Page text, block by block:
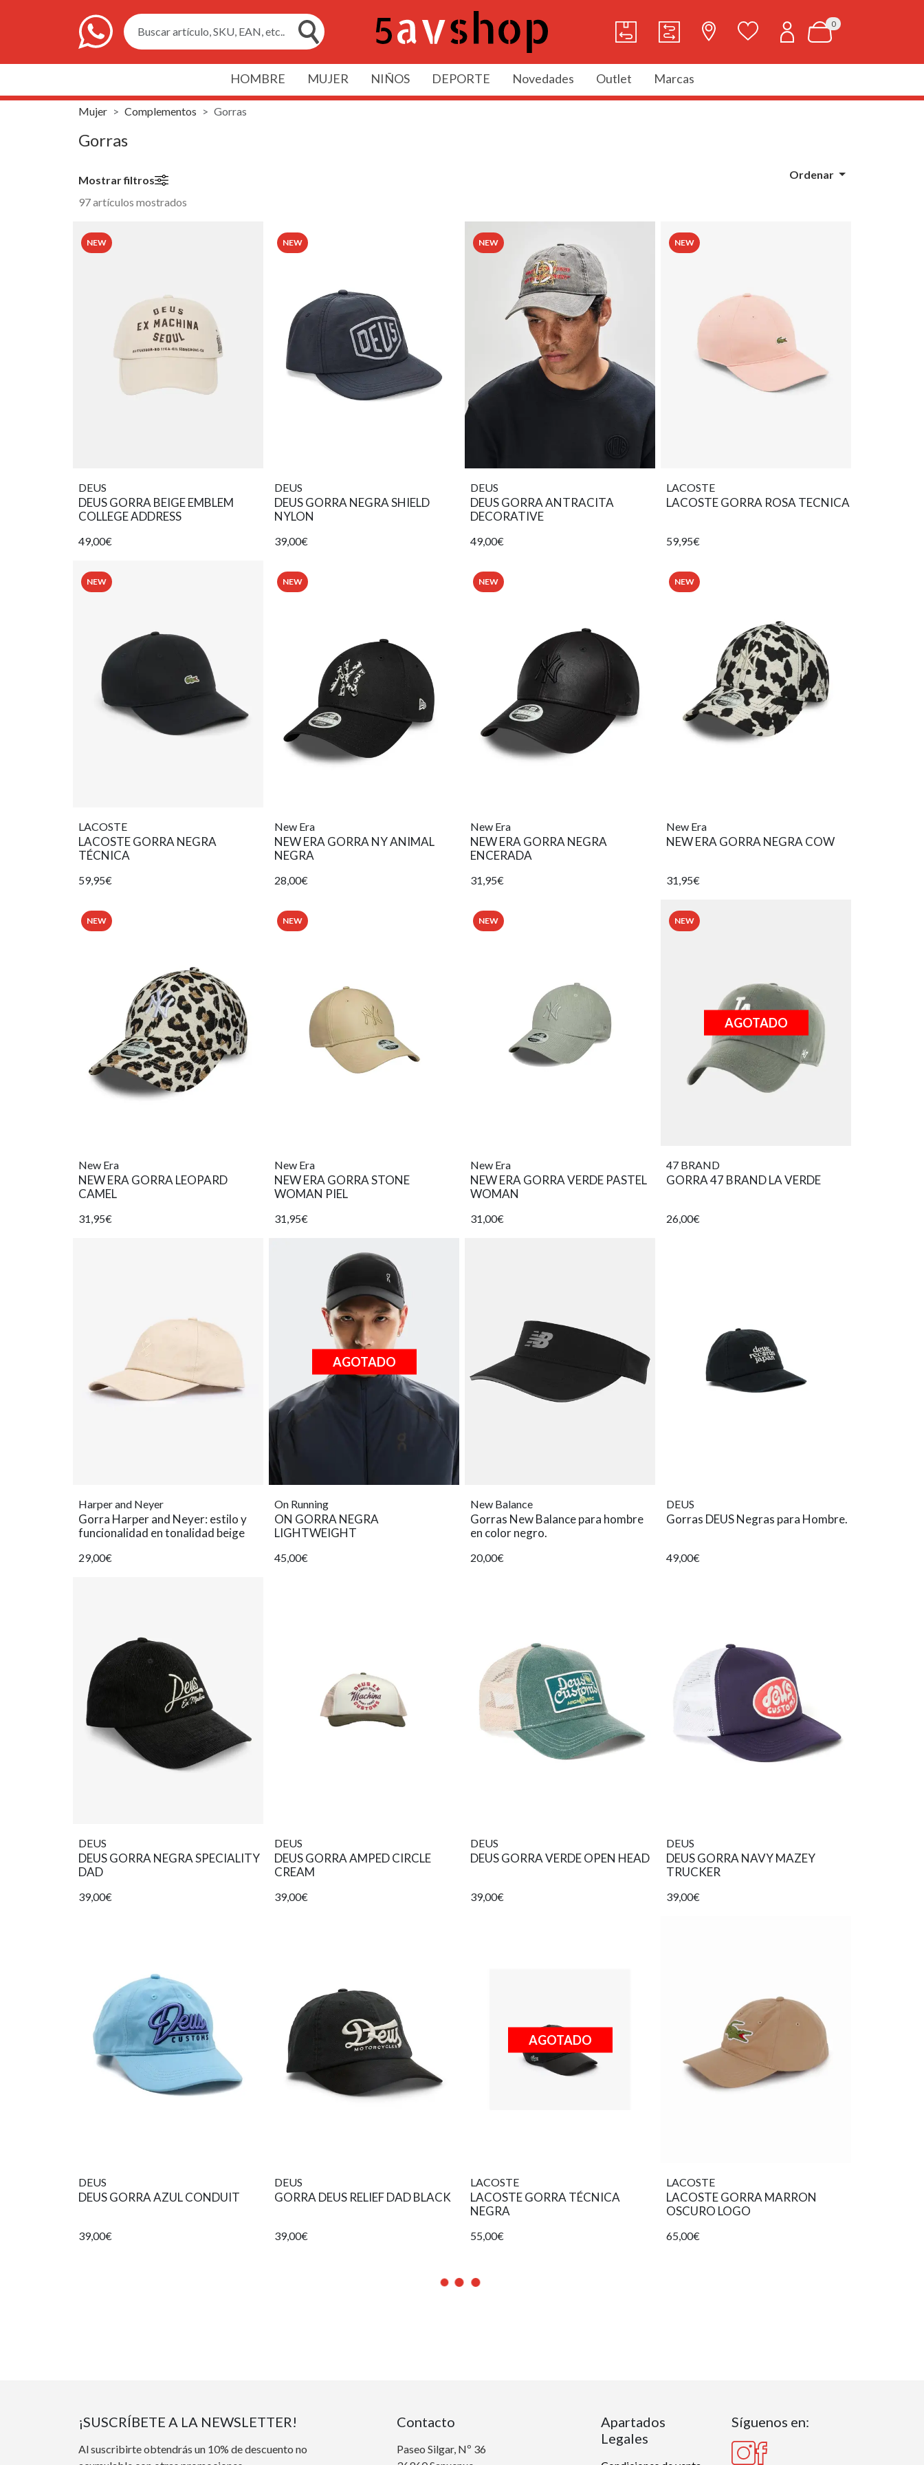
Buscar artículo, SKU, EAN, etc..
0
HOMBRE MUJER NIÑOS DEPORTE Novedades Outlet Marcas
Mujer Complementos Gorras
Gorras
Mostrar filtros Ordenar
97 artículos mostrados
NEW
DEUS
DEUS GORRA BEIGE EMBLEM
COLLEGE ADDRESS
49,00€
NEW
DEUS
DEUS GORRA NEGRA SHIELD
NYLON
39,00€
NEW
DEUS
DEUS GORRA ANTRACITA
DECORATIVE
49,00€
NEW
LACOSTE
LACOSTE GORRA ROSA TECNICA
59,95€
NEW
LACOSTE
LACOSTE GORRA NEGRA
TÉCNICA
59,95€
NEW
New Era
NEW ERA GORRA NY ANIMAL
NEGRA
28,00€
NEW
New Era
NEW ERA GORRA NEGRA
ENCERADA
31,95€
NEW
New Era
NEW ERA GORRA NEGRA COW
31,95€
NEW
New Era
NEW ERA GORRA LEOPARD
CAMEL
31,95€
NEW
New Era
NEW ERA GORRA STONE
WOMAN PIEL
31,95€
NEW
New Era
NEW ERA GORRA VERDE PASTEL
WOMAN
31,00€
NEW
AGOTADO
47 BRAND
GORRA 47 BRAND LA VERDE
26,00€
Harper and Neyer
Gorra Harper and Neyer: estilo y
funcionalidad en tonalidad beige
29,00€
AGOTADO
On Running
ON GORRA NEGRA
LIGHTWEIGHT
45,00€
New Balance
Gorras New Balance para hombre
en color negro.
20,00€
DEUS
Gorras DEUS Negras para Hombre.
49,00€
DEUS
DEUS GORRA NEGRA SPECIALITY
DAD
39,00€
DEUS
DEUS GORRA AMPED CIRCLE
CREAM
39,00€
DEUS
DEUS GORRA VERDE OPEN HEAD
39,00€
DEUS
DEUS GORRA NAVY MAZEY
TRUCKER
39,00€
DEUS
DEUS GORRA AZUL CONDUIT
39,00€
DEUS
GORRA DEUS RELIEF DAD BLACK
39,00€
AGOTADO
LACOSTE
LACOSTE GORRA TÉCNICA
NEGRA
55,00€
LACOSTE
LACOSTE GORRA MARRON
OSCURO LOGO
65,00€
¡SUSCRÍBETE A LA NEWSLETTER!
Al suscribirte obtendrás un 10% de descuento no
Contacto
Paseo Silgar, Nº 36
Apartados
Legales
Síguenos en: